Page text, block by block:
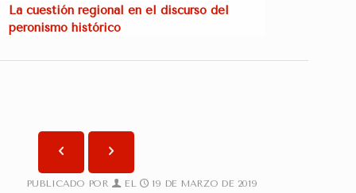
La cuestión regional en el discurso del
peronismo histórico
PUBLICADO POR EL 19 DE MARZO DE 2019